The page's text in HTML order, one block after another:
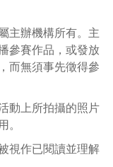
主辦機構所有。主
參賽作品，或發放
而無須事先徵得參
動上所拍攝的照片
。
視作已閱讀並理解